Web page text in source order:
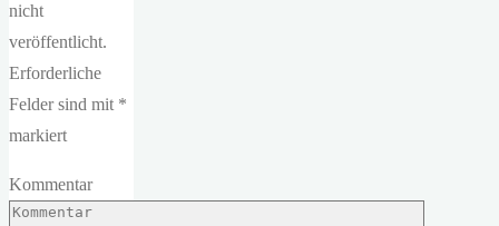
nicht
veröffentlicht.
Erforderliche
Felder sind mit *
markiert
Kommentar